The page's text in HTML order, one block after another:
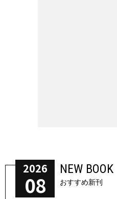
2026
08
NEW BOOK
おすすめ新刊